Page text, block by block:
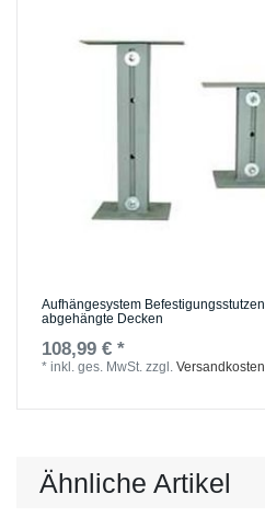
Aufhängesystem Befestigungsstutzen
abgehängte Decken
108,99 € *
*inkl. ges. MwSt. zzgl.Versandkosten
Ähnliche Artikel